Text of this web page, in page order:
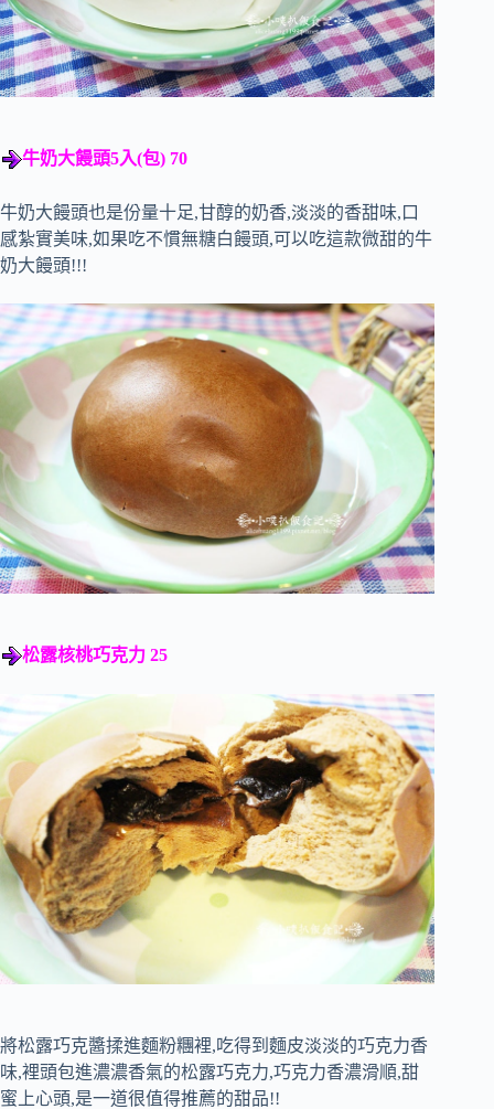
牛奶大饅頭5入(包) 70
牛奶大饅頭也是份量十足,甘醇的奶香,淡淡的香甜味,口
感紮實美味,如果吃不慣無糖白饅頭,可以吃這款微甜的牛
奶大饅頭!!!
松露核桃巧克力 25
將松露巧克醬揉進麵粉糰裡,吃得到麵皮淡淡的巧克力香
味,裡頭包進濃濃香氣的松露巧克力,巧克力香濃滑順,甜
蜜上心頭,是一道很值得推薦的甜品!!